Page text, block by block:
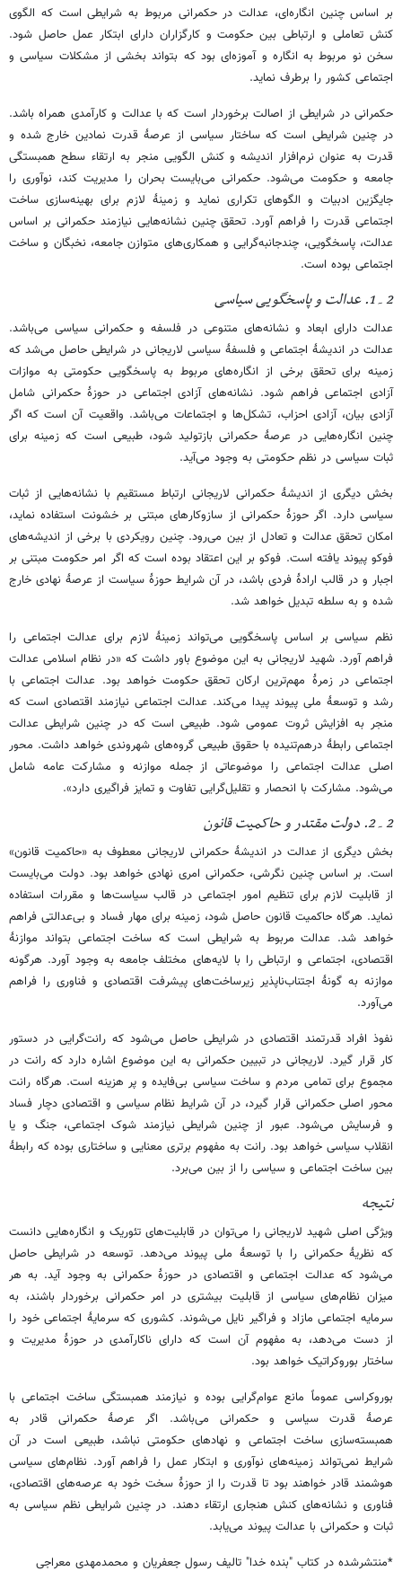
بر اساس چنین انگاره‌ای، عدالت در حکمرانی مربوط به شرایطی است که الگوی
کنش تعاملی و ارتباطی بین حکومت و کارگزاران دارای ابتکار عمل حاصل شود.
سخن نو مربوط به انگاره و آموزه‌ای بود که بتواند بخشی از مشکلات سیاسی و
اجتماعی کشور را برطرف نماید.
حکمرانی در شرایطی از اصالت برخوردار است که با عدالت و کارآمدی همراه باشد.
در چنین شرایطی است که ساختار سیاسی از عرصۀ قدرت نمادین خارج شده و
قدرت به عنوان نرم‌افزار اندیشه و کنش الگویی منجر به ارتقاء سطح همبستگی
جامعه و حکومت می‌شود. حکمرانی می‌بایست بحران را مدیریت کند، نوآوری را
جایگزین ادبیات و الگوهای تکراری نماید و زمینۀ لازم برای بهینه‌سازی ساخت
اجتماعی قدرت را فراهم آورد. تحقق چنین نشانه‌هایی نیازمند حکمرانی بر اساس
عدالت، پاسخگویی، چندجانبه‌گرایی و همکاری‌های متوازن جامعه، نخبگان و ساخت
اجتماعی بوده است.
2۔1. عدالت و پاسخگویی سیاسی
عدالت دارای ابعاد و نشانه‌های متنوعی در فلسفه و حکمرانی سیاسی می‌باشد.
عدالت در اندیشۀ اجتماعی و فلسفۀ سیاسی لاریجانی در شرایطی حاصل می‌شد که
زمینه برای تحقق برخی از انگاره‌های مربوط به پاسخگویی حکومتی به موازات
آزادی اجتماعی فراهم شود. نشانه‌های آزادی اجتماعی در حوزۀ حکمرانی شامل
آزادی بیان، آزادی احزاب، تشکل‌ها و اجتماعات می‌باشد. واقعیت آن است که اگر
چنین انگاره‌هایی در عرصۀ حکمرانی بازتولید شود، طبیعی است که زمینه برای
ثبات سیاسی در نظم حکومتی به وجود می‌آید.
بخش دیگری از اندیشۀ حکمرانی لاریجانی ارتباط مستقیم با نشانه‌هایی از ثبات
سیاسی دارد. اگر حوزۀ حکمرانی از سازوکارهای مبتنی بر خشونت استفاده نماید،
امکان تحقق عدالت و تعادل از بین می‌رود. چنین رویکردی با برخی از اندیشه‌های
فوکو پیوند یافته است. فوکو بر این اعتقاد بوده است که اگر امر حکومت مبتنی بر
اجبار و در قالب ارادۀ فردی باشد، در آن شرایط حوزۀ سیاست از عرصۀ نهادی خارج
شده و به سلطه تبدیل خواهد شد.
نظم سیاسی بر اساس پاسخگویی می‌تواند زمینۀ لازم برای عدالت اجتماعی را
فراهم آورد. شهید لاریجانی به این موضوع باور داشت که «در نظام اسلامی عدالت
اجتماعی در زمرۀ مهم‌ترین ارکان تحقق حکومت خواهد بود. عدالت اجتماعی با
رشد و توسعۀ ملی پیوند پیدا می‌کند. عدالت اجتماعی نیازمند اقتصادی است که
منجر به افزایش ثروت عمومی شود. طبیعی است که در چنین شرایطی عدالت
اجتماعی رابطۀ درهم‌تنیده با حقوق طبیعی گروه‌های شهروندی خواهد داشت. محور
اصلی عدالت اجتماعی را موضوعاتی از جمله موازنه و مشارکت عامه شامل
می‌شود. مشارکت با انحصار و تقلیل‌گرایی تفاوت و تمایز فراگیری دارد».
2۔2. دولت مقتدر و حاکمیت قانون
بخش دیگری از عدالت در اندیشۀ حکمرانی لاریجانی معطوف به «حاکمیت قانون»
است. بر اساس چنین نگرشی، حکمرانی امری نهادی خواهد بود. دولت می‌بایست
از قابلیت لازم برای تنظیم امور اجتماعی در قالب سیاست‌ها و مقررات استفاده
نماید. هرگاه حاکمیت قانون حاصل شود، زمینه برای مهار فساد و بی‌عدالتی فراهم
خواهد شد. عدالت مربوط به شرایطی است که ساخت اجتماعی بتواند موازنۀ
اقتصادی، اجتماعی و ارتباطی را با لایه‌های مختلف جامعه به وجود آورد. هرگونه
موازنه به گونۀ اجتناب‌ناپذیر زیرساخت‌های پیشرفت اقتصادی و فناوری را فراهم
می‌آورد.
نفوذ افراد قدرتمند اقتصادی در شرایطی حاصل می‌شود که رانت‌گرایی در دستور
کار قرار گیرد. لاریجانی در تبیین حکمرانی به این موضوع اشاره دارد که رانت در
مجموع برای تمامی مردم و ساخت سیاسی بی‌فایده و پر هزینه است. هرگاه رانت
محور اصلی حکمرانی قرار گیرد، در آن شرایط نظام سیاسی و اقتصادی دچار فساد
و فرسایش می‌شود. عبور از چنین شرایطی نیازمند شوک اجتماعی، جنگ و یا
انقلاب سیاسی خواهد بود. رانت به مفهوم برتری معنایی و ساختاری بوده که رابطۀ
بین ساخت اجتماعی و سیاسی را از بین می‌برد.
نتیجه
ویژگی اصلی شهید لاریجانی را می‌توان در قابلیت‌های تئوریک و انگاره‌هایی دانست
که نظریۀ حکمرانی را با توسعۀ ملی پیوند می‌دهد. توسعه در شرایطی حاصل
می‌شود که عدالت اجتماعی و اقتصادی در حوزۀ حکمرانی به وجود آید. به هر
میزان نظام‌های سیاسی از قابلیت بیشتری در امر حکمرانی برخوردار باشند، به
سرمایه اجتماعی مازاد و فراگیر نایل می‌شوند. کشوری که سرمایۀ اجتماعی خود را
از دست می‌دهد، به مفهوم آن است که دارای ناکارآمدی در حوزۀ مدیریت و
ساختار بوروکراتیک خواهد بود.
بوروکراسی عموماً مانع عوام‌گرایی بوده و نیازمند همبستگی ساخت اجتماعی با
عرصۀ قدرت سیاسی و حکمرانی می‌باشد. اگر عرصۀ حکمرانی قادر به
همبسته‌سازی ساخت اجتماعی و نهادهای حکومتی نباشد، طبیعی است در آن
شرایط نمی‌تواند زمینه‌های نوآوری و ابتکار عمل را فراهم آورد. نظام‌های سیاسی
هوشمند قادر خواهند بود تا قدرت را از حوزۀ سخت خود به عرصه‌های اقتصادی،
فناوری و نشانه‌های کنش هنجاری ارتقاء دهند. در چنین شرایطی نظم سیاسی به
ثبات و حکمرانی با عدالت پیوند می‌یابد.
*منتشرشده در کتاب "بنده خدا" تالیف رسول جعفریان و محمدمهدی معراجی